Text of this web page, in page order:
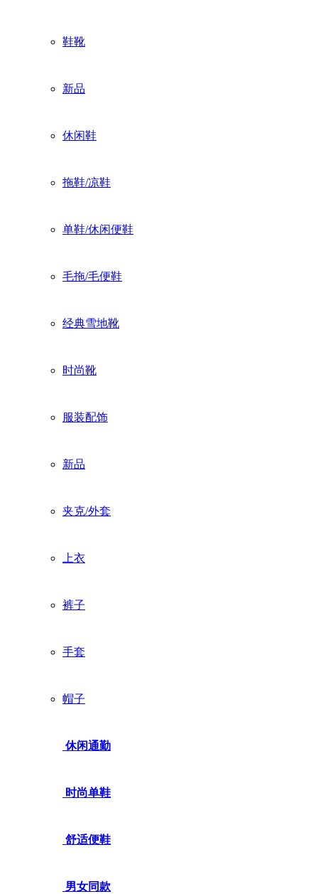
鞋靴
新品
休闲鞋
拖鞋/凉鞋
单鞋/休闲便鞋
毛拖/毛便鞋
经典雪地靴
时尚靴
服装配饰
新品
夹克/外套
上衣
裤子
手套
帽子
休闲通勤
时尚单鞋
舒适便鞋
男女同款